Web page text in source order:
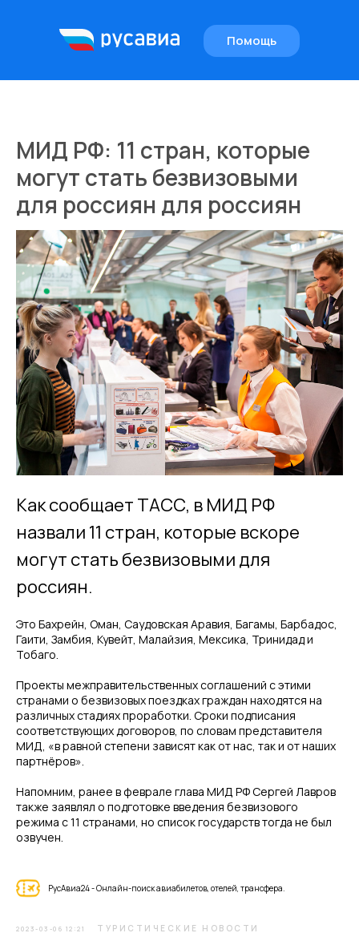
Помощь
МИД РФ: 11 стран, которые
могут стать безвизовыми
для россиян для россиян
Как сообщает ТАСС, в МИД РФ
назвали 11 стран, которые вскоре
могут стать безвизовыми для
россиян.
Это Бахрейн, Оман, Саудовская Аравия, Багамы, Барбадос,
Гаити, Замбия, Кувейт, Малайзия, Мексика, Тринидад и
Тобаго.
Проекты межправительственных соглашений с этими
странами о безвизовых поездках граждан находятся на
различных стадиях проработки. Сроки подписания
соответствующих договоров, по словам представителя
МИД, «в равной степени зависят как от нас, так и от наших
партнёров».
Напомним, ранее в феврале глава МИД РФ Сергей Лавров
также заявлял о подготовке введения безвизового
режима с 11 странами, но список государств тогда не был
озвучен.
РусАвиа24 - Онлайн-поиск авиабилетов, отелей, трансфера.
2023-03-06 12:21 ТУРИСТИЧЕСКИЕ НОВОСТИ